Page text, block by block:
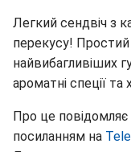
Легкий сендвіч з
перекусу! Простий
найвибагливіших
ароматні спеції та
Про це
посиланням на